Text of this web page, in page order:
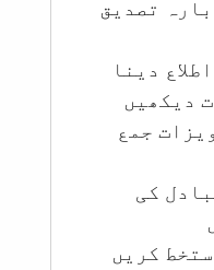
تصدیق
دینا
دیکھیں
جمع
کی
کریں